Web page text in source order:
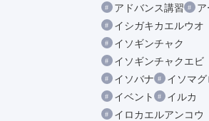
アドバンス講習
イシガキカエルウオ
イソギンチャク
イソギンチャクエビ
イソバナ
イソマグ
イベント
イルカ
イロカエルアンコウ